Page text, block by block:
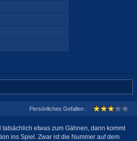
Persönliches Gefallen :
etwas zum Gähnen, dann kommt
ins Spiel. Zwar ist die Nummer auf dem